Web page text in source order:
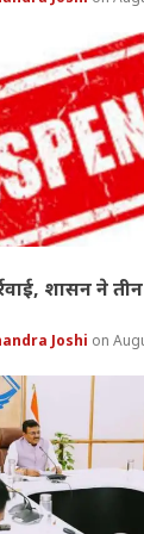
शासन ने
Joshi